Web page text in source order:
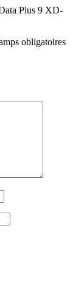
Plus 9 XD-
obligatoires